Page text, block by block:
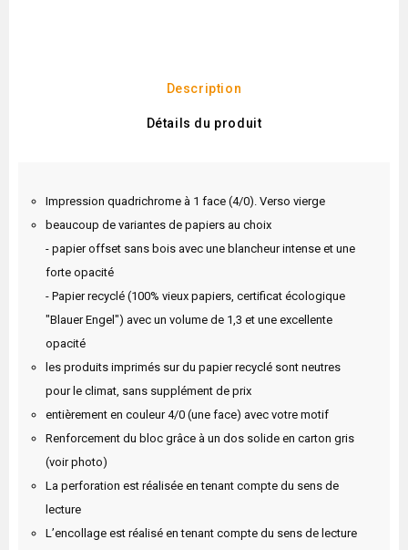
Description
Détails du produit
Impression quadrichrome à 1 face (4/0). Verso vierge
beaucoup de variantes de papiers au choix
- papier offset sans bois avec une blancheur intense et une
forte opacité
- Papier recyclé (100% vieux papiers, certificat écologique
"Blauer Engel") avec un volume de 1,3 et une excellente
opacité
les produits imprimés sur du papier recyclé sont neutres
pour le climat, sans supplément de prix
entièrement en couleur 4/0 (une face) avec votre motif
Renforcement du bloc grâce à un dos solide en carton gris
(voir photo)
La perforation est réalisée en tenant compte du sens de
lecture
L’encollage est réalisé en tenant compte du sens de lecture